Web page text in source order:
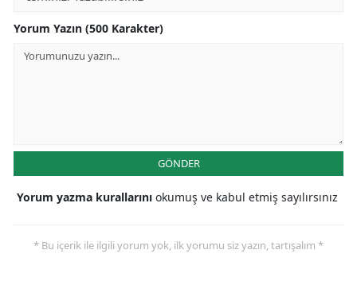
Yorum Yazın (500 Karakter)
GÖNDER
Yorum yazma kurallarını okumuş ve kabul etmiş sayılırsınız
* Bu içerik ile ilgili yorum yok, ilk yorumu siz yazın, tartışalım *